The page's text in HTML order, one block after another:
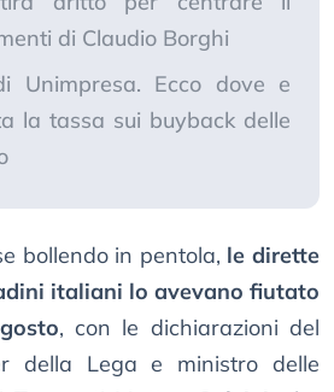
di Claudio Borghi
Unimpresa. Ecco dove e
la tassa sui buyback delle
bollendo in pentola, le dirette
italiani lo avevano fiutato
, con le dichiarazioni del
della Lega e ministro delle